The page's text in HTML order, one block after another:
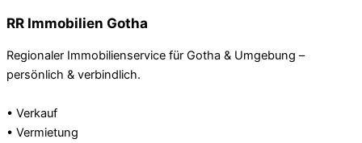
RR Immobilien Gotha
Regionaler Immobilienservice für Gotha & Umgebung –
persönlich & verbindlich.
• Verkauf
• Vermietung